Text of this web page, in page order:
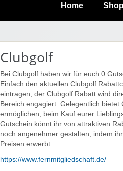
Home
Clubgolf
Bei Clubgolf haben wir für euch 0
Einfach den aktuellen Clubgolf
eintragen, der Clubgolf Rabatt wird
Bereich engagiert. Gelegentlich
ermöglichen, beim Kauf eurer
Gutschein könnt ihr von attraktiven
noch angenehmer gestalten, indem
Preisen erwerbt.
https://www.fernmitgliedschaft.de/